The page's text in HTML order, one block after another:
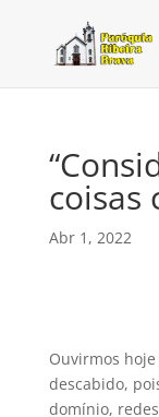
coisas
Abr 1, 2022
Ouvirmos
descabido,
domínio,